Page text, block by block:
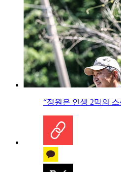
“정원은 인생 2막의 스